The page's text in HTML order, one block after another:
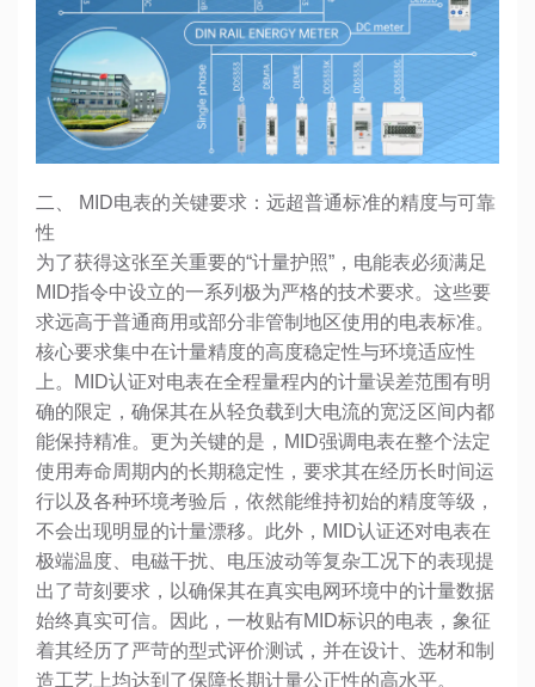
二、 MID电表的关键要求：远超普通标准的精度与可靠
性
为了获得这张至关重要的“计量护照”，电能表必须满足
MID指令中设立的一系列极为严格的技术要求。这些要
求远高于普通商用或部分非管制地区使用的电表标准。
核心要求集中在计量精度的高度稳定性与环境适应性
上。MID认证对电表在全程量程内的计量误差范围有明
确的限定，确保其在从轻负载到大电流的宽泛区间内都
能保持精准。更为关键的是，MID强调电表在整个法定
使用寿命周期内的长期稳定性，要求其在经历长时间运
行以及各种环境考验后，依然能维持初始的精度等级，
不会出现明显的计量漂移。此外，MID认证还对电表在
极端温度、电磁干扰、电压波动等复杂工况下的表现提
出了苛刻要求，以确保其在真实电网环境中的计量数据
始终真实可信。因此，一枚贴有MID标识的电表，象征
着其经历了严苛的型式评价测试，并在设计、选材和制
造工艺上均达到了保障长期计量公正性的高水平。